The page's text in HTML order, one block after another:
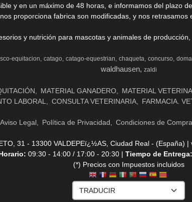
y en un máximo de 48 horas, e informamos del plazo
proporciona fabrica son modificadas, y nos retrasamos
y nutrición para mascotas y animales de
equitacion catago catago-equestrian chaqueta concurso doma
waldhausen zaldi
MATERIAL GANADERO MATERIAL
LABORAL
CONSULTA VETERINARIA FARMACIA.
Aviso Legal Política de Privacidad Condiciones de Compra
31 - 13300 VALDEPEï¿½AS, Ciudad Real - (España)
09:30 - 14:00 / 17:00 - 20:30 | Tiempo de Entrega:
(*) Precios con Impuestos incluidos